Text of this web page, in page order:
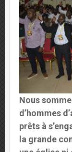
Nous
d’hommes
prêts à
la grande